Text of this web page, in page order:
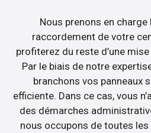
Nous prenons en
raccordement de votre
profiterez du reste d’une
Par le biais de notre
branchons vos panneaux
efficiente. Dans ce cas, vous
des démarches
nous occupons de toutes